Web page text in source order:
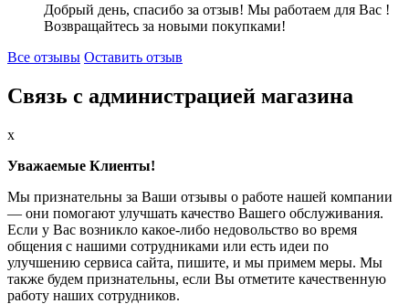
Добрый день, спасибо за отзыв! Мы работаем для Вас !
Возвращайтесь за новыми покупками!
Все отзывы Оставить отзыв
Связь с администрацией магазина
x
Уважаемые Клиенты!
Мы признательны за Ваши отзывы о работе нашей компании
— они помогают улучшать качество Вашего обслуживания.
Если у Вас возникло какое-либо недовольство во время
общения с нашими сотрудниками или есть идеи по
улучшению сервиса сайта, пишите, и мы примем меры. Мы
также будем признательны, если Вы отметите качественную
работу наших сотрудников.